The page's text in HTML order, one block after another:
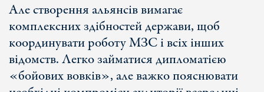
Але створення альянсів вимагає
комплексних здібностей держави, щоб
координувати роботу МЗС і всіх інших
відомств. Легко займатися дипломатією
«бойових вовків», але важко пояснювати